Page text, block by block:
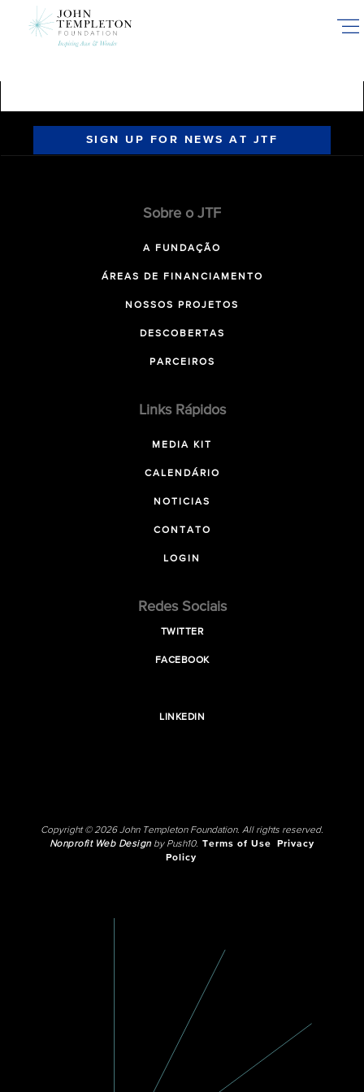
SIGN UP FOR NEWS AT JTF
Sobre o JTF
A FUNDAÇÃO
ÁREAS DE FINANCIAMENTO
NOSSOS PROJETOS
DESCOBERTAS
PARCEIROS
Links Rápidos
MEDIA KIT
CALENDÁRIO
NOTICIAS
CONTATO
LOGIN
Redes Sociais
TWITTER
FACEBOOK
LINKEDIN
Copyright © 2026 John Templeton Foundation. All rights reserved.
Nonprofit Web Designby Push10. Terms of Use
Privacy
Policy